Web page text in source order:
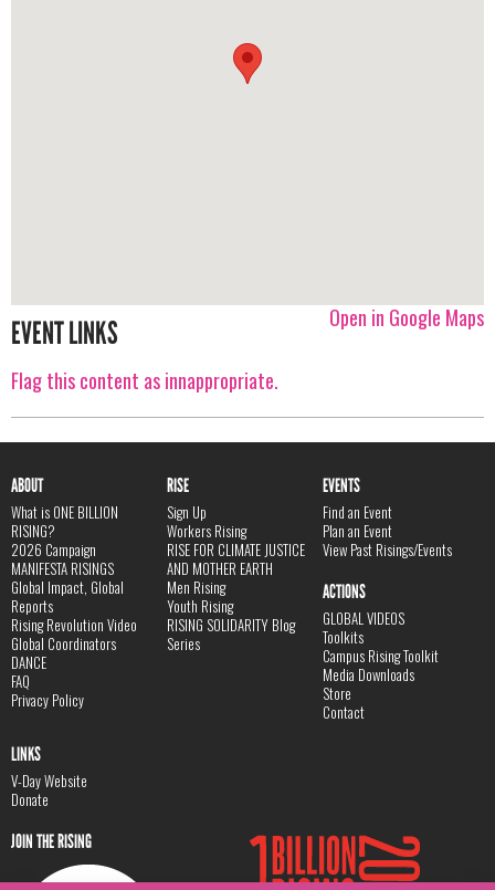
Open in Google Maps
EVENT LINKS
Flag this content as innappropriate.
ABOUT
What is ONE BILLION
RISING?
2026 Campaign
MANIFESTA RISINGS
Global Impact, Global
Reports
Rising Revolution Video
Global Coordinators
DANCE
FAQ
Privacy Policy
RISE
Sign Up
Workers Rising
RISE FOR CLIMATE JUSTICE
AND MOTHER EARTH
Men Rising
Youth Rising
RISING SOLIDARITY Blog
Series
EVENTS
Find an Event
Plan an Event
View Past Risings/Events
ACTIONS
GLOBAL VIDEOS
Toolkits
Campus Rising Toolkit
Media Downloads
Store
Contact
LINKS
V-Day Website
Donate
JOIN THE RISING